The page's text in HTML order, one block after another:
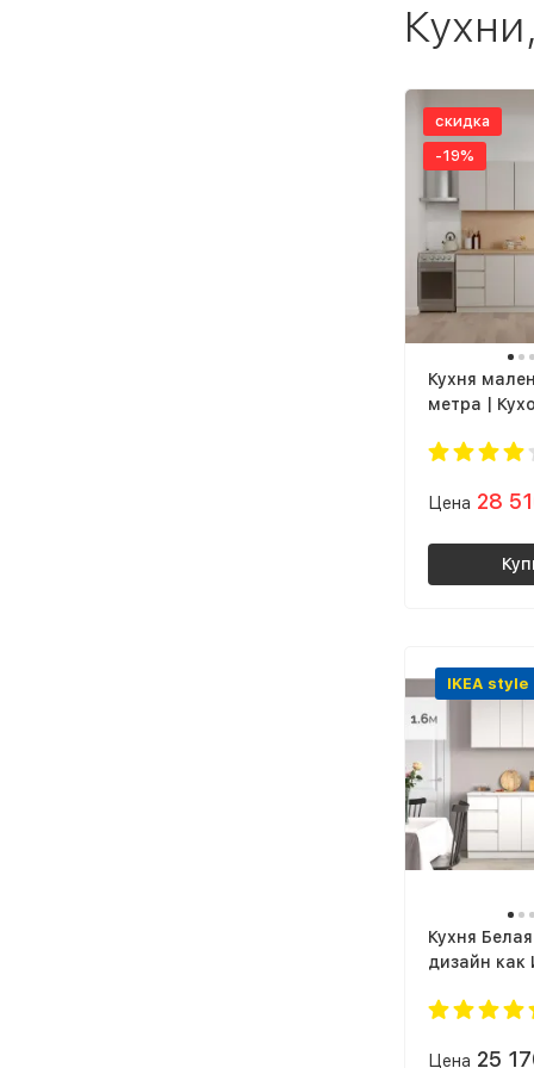
скидка
-19%
Кухня
метра |
2 м ЛДСП
Цена 28
IKEA style
Кухня
дизайн как
СИТИ
Цена 25